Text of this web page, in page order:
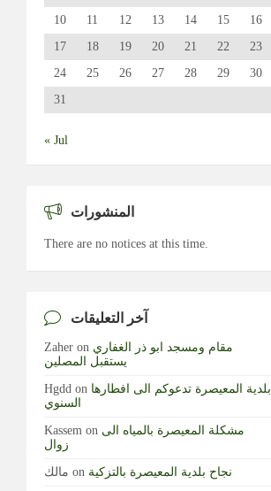
10
11 12 13 14 15
16
17
18 19 20 21 22
23
24
25 26 27 28 29
30
31
« Jul
المنشورات
There are no notices at this time.
آخر التعليقات
Zaher on مقام ومسجد ابو ذر الغفاري
يستقبل المصلين
Hgdd on بلدية المعيصرة تدعوكم الى افطارها
السنوي
Kassem on مشكلة المعيصرة بالمياه الى
زوال
مالك on نجاح بلدية المعيصرة بالتزكية